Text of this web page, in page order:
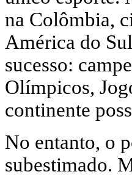
na Colômbia,
América do
sucesso:
Olímpicos,
continente
No entanto, o
subestimado.